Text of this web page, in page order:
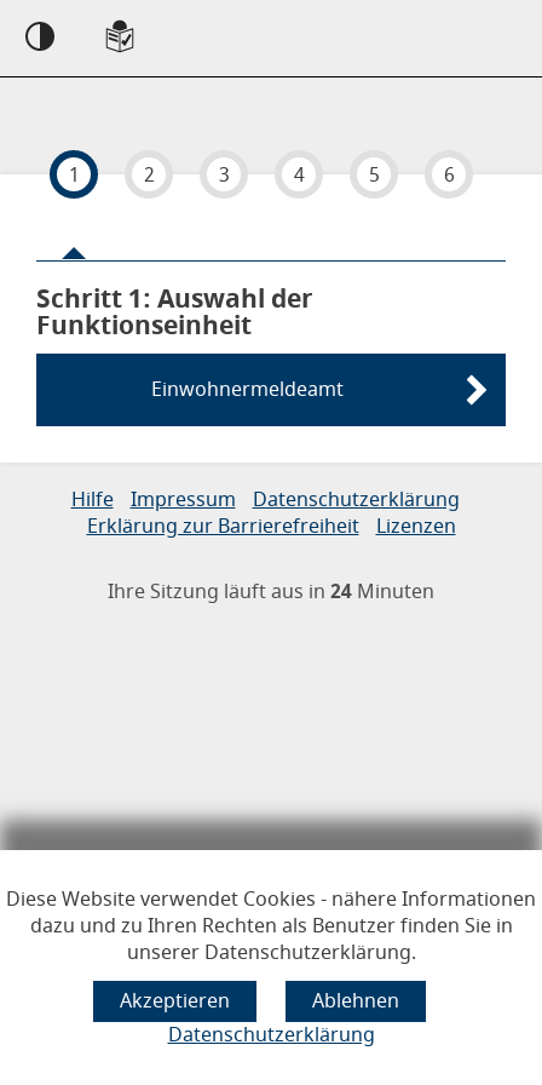
Diese Website verwendet Cookies - nähere Informationen
dazu und zu Ihren Rechten als Benutzer finden Sie in
unserer Datenschutzerklärung.
Datenschutzerklärung
1 2 3 4 5 6
Schritt 1von 6
: Auswahl der
Funktionseinheit
Einwohnermeldeamt
Links zur Hilfe, Impressum, Datenschutzerklärung,
Hilfe Impressum Datenschutzerklärung
Erklärung zur Barrierefreiheit Lizenzen
Ihre Sitzung läuft aus in 24 Minuten